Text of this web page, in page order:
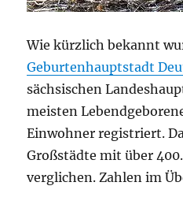
Wie kürzlich bekannt
Geburtenhauptstadt
sächsischen
meisten
Einwohner registriert.
Großstädte mit über
verglichen. Zahlen im